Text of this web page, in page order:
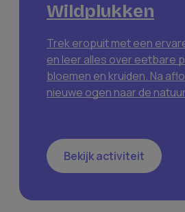
Wildplukken
Trek eropuit met een
en leer alles over eetbare
bloemen en kruiden. Na
nieuwe ogen naar de
Bekijk activiteit